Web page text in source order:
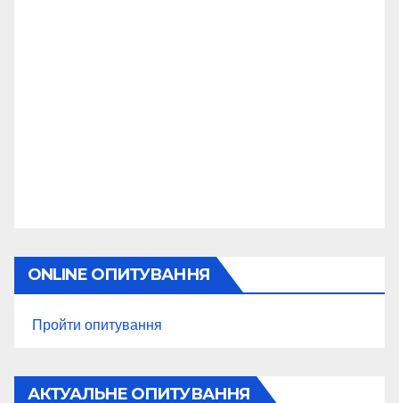
ONLINE ОПИТУВАННЯ
Пройти опитування
АКТУАЛЬНЕ ОПИТУВАННЯ